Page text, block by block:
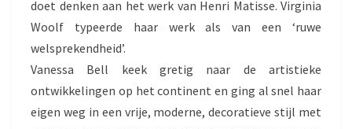
doet denken aan het werk van Henri Matisse. Virginia
Woolf typeerde haar werk als van een ‘ruwe
welsprekendheid’.
Vanessa Bell keek gretig naar de artistieke
ontwikkelingen op het continent en ging al snel haar
eigen weg in een vrije, moderne, decoratieve stijl met